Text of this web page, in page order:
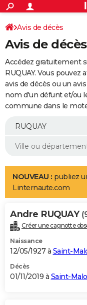
ACTUALITÉS
Politique
Société
Faits Divers
Education
Monde
Villes
+
SPORT
Coupe du monde 2026
Football
Tennis
Cyclisme
Rugby
Forum
Programme TV
TNT
Streaming
Cinéma
Sorties cinéma
Musique
+
FINANCE
Retraite
Epargne
Immobilier
Risques naturels par ville
Banque
Assurance
AUTO
Essais
Réserver un essai
Citadines
Berlines
SUV
Forum auto
+
Mobiles
Meilleur smartphone
Internet
Ordinateurs
Jeux vidéo
Guide high-tech
Aménagement intérieur
LIFESTYLE
Art de vivre
Bien-être
Loisirs
Mode
Modes de vie
Alimentation
Guide de la santé
Maladies
Médicaments
Sommeil
VOYAGE
Destinations
City break
Voyage nature
Voyage de noces
Forum
Climat
+PHOTO
GUIDES D'ACHAT
BONS PLANS
Avis de décès
Avis de
Accédez gratuitement
RUQUAY. Vous
avis de décès ou un
nom d'un défunt et/ou
commune dans le
NOUVEAU : publiez
Linternaute.com
Andre RUQUAY
Créer une cagnotte
Naissance
12/05/1927 à Saint-
Décès
01/11/2019 à Saint-Malo